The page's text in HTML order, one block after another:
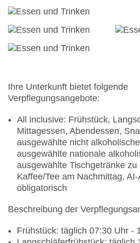
Zahlungsarten: TUI Card /
Diners
Haustiere nicht erlaubt
Verfügbarkeit), unbewacht:
Gebühr
Gebäudeanzahl: 3, Etagen: 5,
Landeskategorie: 4 Sterne
Ihre Unterkunft bietet folgende
Verpflegungsangebote:
All inclusive: Frühstück,
Mittagessen, Abendessen,
ausgewählte nicht
ausgewählte nationale
ausgewählte Tischgetränke zu
Kaffee/Tee am Nachmittag,
obligatorisch
Beschreibung der
Frühstück: täglich 07:30 Uhr -